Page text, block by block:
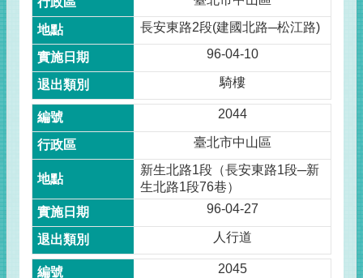
長安東路2段(建國北路─松江路)
96-04-10
騎樓
2044
臺北市中山區
新生北路1段（長安東路1段─新
生北路1段76巷）
96-04-27
人行道
2045